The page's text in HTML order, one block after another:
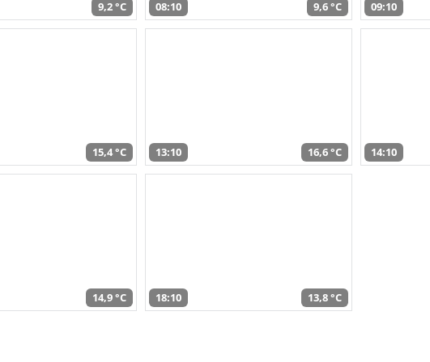
9,2 °C 08:10 9,6 °C 09:10
15,4 °C 13:10 16,6 °C 14:10
14,9 °C 18:10 13,8 °C